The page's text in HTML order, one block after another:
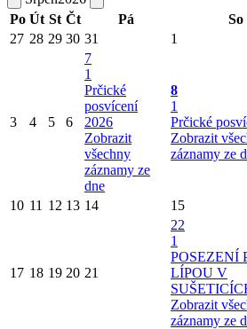
Po Út St Čt Pá So
27 28 29 30 31 1
3 4 5 6
7
1
Prčické
posvícení
2026
Zobrazit
všechny
záznamy ze
dne
8
1
Prčické
Zobrazit
záznamy ze
10 11 12 13 14 15
17 18 19 20 21
22
1
POSEZENÍ
LÍPOU V
Zobrazit
záznamy ze